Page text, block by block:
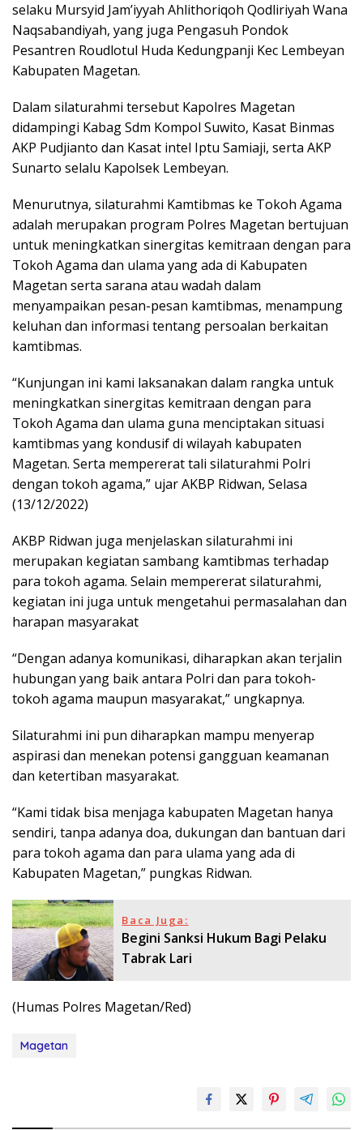
selaku Mursyid Jam’iyyah Ahlithoriqoh Qodliriyah Wana
Naqsabandiyah, yang juga Pengasuh Pondok
Pesantren Roudlotul Huda Kedungpanji Kec Lembeyan
Kabupaten Magetan.
Dalam silaturahmi tersebut Kapolres Magetan
didampingi Kabag Sdm Kompol Suwito, Kasat Binmas
AKP Pudjianto dan Kasat intel Iptu Samiaji, serta AKP
Sunarto selalu Kapolsek Lembeyan.
Menurutnya, silaturahmi Kamtibmas ke Tokoh Agama
adalah merupakan program Polres Magetan bertujuan
untuk meningkatkan sinergitas kemitraan dengan para
Tokoh Agama dan ulama yang ada di Kabupaten
Magetan serta sarana atau wadah dalam
menyampaikan pesan-pesan kamtibmas, menampung
keluhan dan informasi tentang persoalan berkaitan
kamtibmas.
“Kunjungan ini kami laksanakan dalam rangka untuk
meningkatkan sinergitas kemitraan dengan para
Tokoh Agama dan ulama guna menciptakan situasi
kamtibmas yang kondusif di wilayah kabupaten
Magetan. Serta mempererat tali silaturahmi Polri
dengan tokoh agama,” ujar AKBP Ridwan, Selasa
(13/12/2022)
AKBP Ridwan juga menjelaskan silaturahmi ini
merupakan kegiatan sambang kamtibmas terhadap
para tokoh agama. Selain mempererat silaturahmi,
kegiatan ini juga untuk mengetahui permasalahan dan
harapan masyarakat
“Dengan adanya komunikasi, diharapkan akan terjalin
hubungan yang baik antara Polri dan para tokoh-
tokoh agama maupun masyarakat,” ungkapnya.
Silaturahmi ini pun diharapkan mampu menyerap
aspirasi dan menekan potensi gangguan keamanan
dan ketertiban masyarakat.
“Kami tidak bisa menjaga kabupaten Magetan hanya
sendiri, tanpa adanya doa, dukungan dan bantuan dari
para tokoh agama dan para ulama yang ada di
Kabupaten Magetan,” pungkas Ridwan.
Baca Juga:
Begini Sanksi Hukum Bagi Pelaku
Tabrak Lari
(Humas Polres Magetan/Red)
Magetan